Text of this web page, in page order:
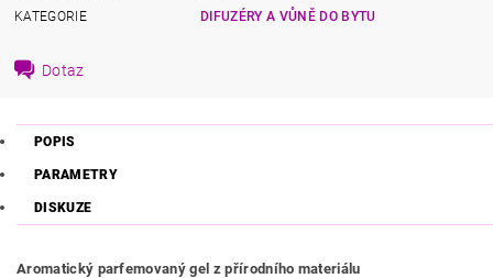
KATEGORIE
DIFUZÉRY A VŮNĚ DO BYTU
Dotaz
POPIS
PARAMETRY
DISKUZE
Aromatický parfemovaný gel z přírodního materiálu